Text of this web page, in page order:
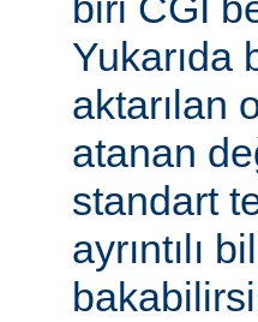
Yukarıda
aktarılan
atanan
standart
ayrıntılı